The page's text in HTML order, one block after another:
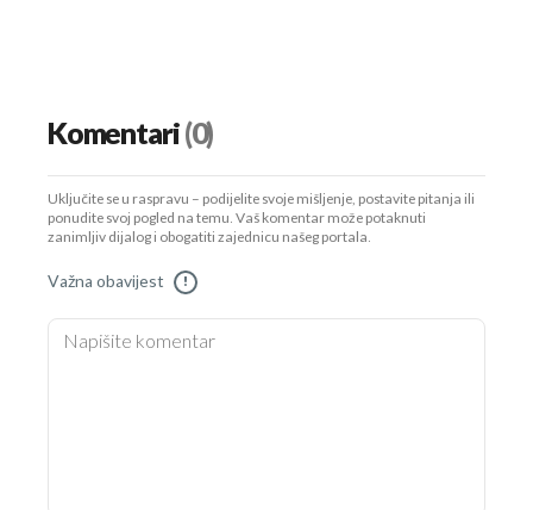
Komentari(0)
Uključite se u raspravu – podijelite svoje mišljenje, postavite pitanja ili
ponudite svoj pogled na temu. Vaš komentar može potaknuti
zanimljiv dijalog i obogatiti zajednicu našeg portala.
Važna obavijest !